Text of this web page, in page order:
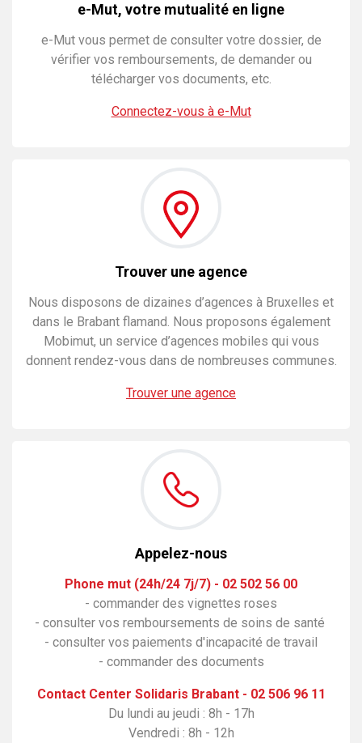
e-Mut, votre mutualité en ligne
e-Mut vous permet de consulter votre dossier, de
vérifier vos remboursements, de demander ou
télécharger vos documents, etc.
Connectez-vous à e-Mut
Trouver une agence
Nous disposons de dizaines d’agences à Bruxelles et
dans le Brabant flamand. Nous proposons également
Mobimut, un service d’agences mobiles qui vous
donnent rendez-vous dans de nombreuses communes.
Trouver une agence
Appelez-nous
Phone mut (24h/24 7j/7) - 02 502 56 00
- commander des vignettes roses
- consulter vos remboursements de soins de santé
- consulter vos paiements d'incapacité de travail
- commander des documents
Contact Center Solidaris Brabant - 02 506 96 11
Du lundi au jeudi : 8h - 17h
Vendredi : 8h - 12h